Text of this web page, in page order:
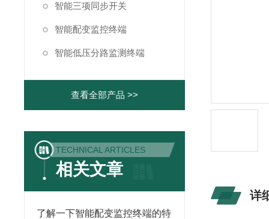
智能三项同步开关
智能配变监控终端
智能低压分路监测终端
查看全部产品 >>
TECHNICAL ARTICLES
相关文章
了解一下智能配变监控终端的特
详